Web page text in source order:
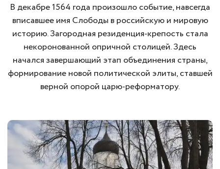
В декабре 1564 года произошло событие, навсегда
вписавшее имя Слободы в российскую и мировую
историю. Загородная резиденция-крепость стала
некоронованной опричной столицей. Здесь
начался завершающий этап объединения страны,
формирование новой политической элиты, ставшей
верной опорой царю-реформатору.